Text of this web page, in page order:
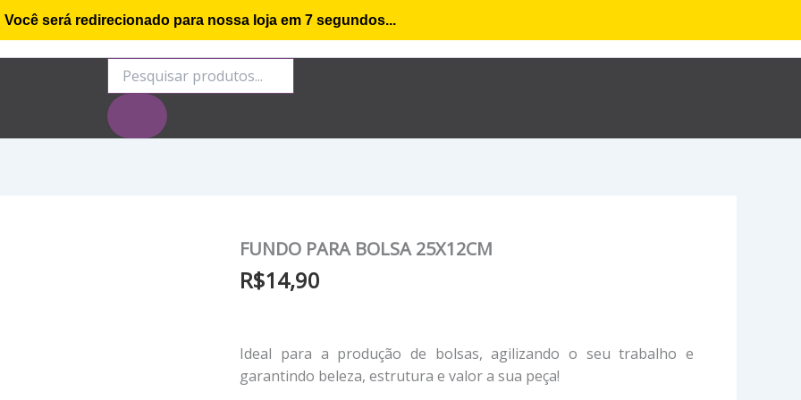
de compra Minha conta Rastrear Encomenda Shop
produtos
FUNDO PARA BOLSA 25X12CM
R$14,90
Ideal para a produção de bolsas, agilizando o seu trabalho e
garantindo beleza, estrutura e valor a sua peça!
Você será redirecionado para nossa loja em 6 segundos...